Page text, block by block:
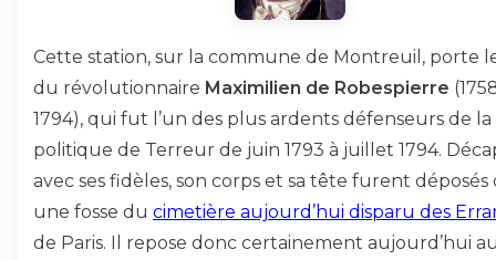
Cette station, sur la commune de Montreuil, porte
du révolutionnaire Maximilien de Robespierre
1794), qui fut l’un des plus ardents défenseurs de la
politique de Terreur de juin 1793 à juillet 1794.
avec ses fidèles, son corps et sa tête furent déposés
une fosse du cimetière aujourd’hui disparu des
de Paris. Il repose donc certainement aujourd’hui